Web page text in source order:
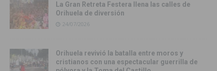
La Gran Retreta Festera llena las calles de
Orihuela de diversión
24/07/2026
Orihuela revivió la batalla entre moros y
cristianos con una espectacular guerrilla de